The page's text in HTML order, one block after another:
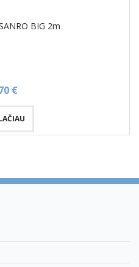
BIG 2m
€